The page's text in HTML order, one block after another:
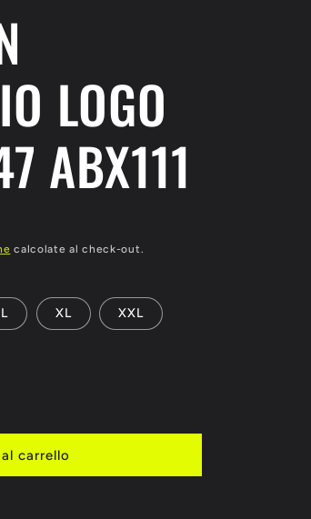
LOGO
ABX111
calcolate al check-out.
L XL XXL
carrello